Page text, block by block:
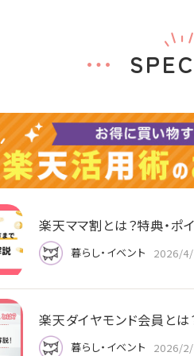
楽天ママ割とは？特典・ポ
暮らし・イベント 2026/
楽天ダイヤモンド会員とは
暮らし・イベント 2026/